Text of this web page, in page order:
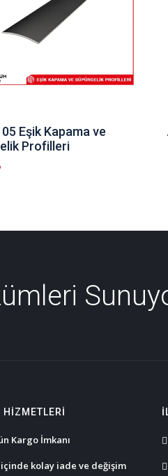
Eşik Kapama ve
Profilleri
HIZMETLERI
Kargo İmkanı
içinde kolay iade ve değişim